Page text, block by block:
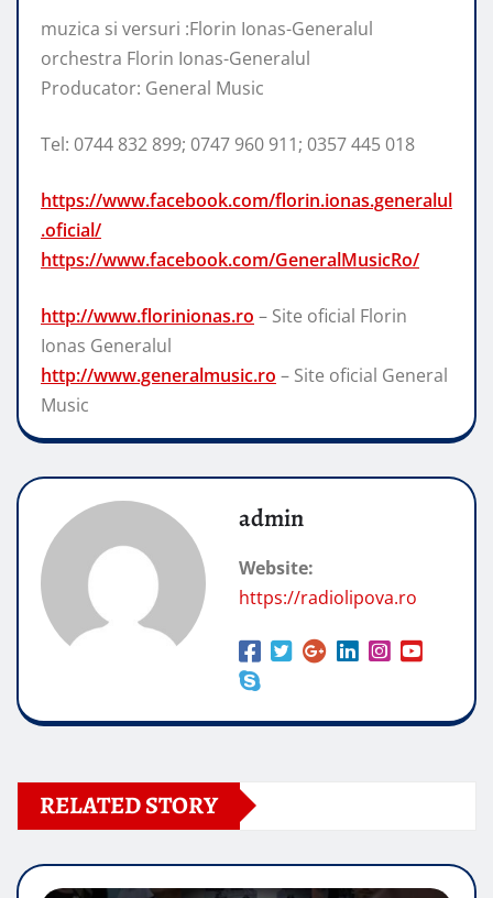
muzica si versuri :Florin Ionas-Generalul
orchestra Florin Ionas-Generalul
Producator: General Music
Tel: 0744 832 899; 0747 960 911; 0357 445 018
https://www.facebook.com/florin.ionas.generalul
.oficial/
https://www.facebook.com/GeneralMusicRo/
http://www.florinionas.ro – Site oficial Florin
Ionas Generalul
http://www.generalmusic.ro – Site oficial General
Music
admin
Website:
https://radiolipova.ro
RELATED STORY